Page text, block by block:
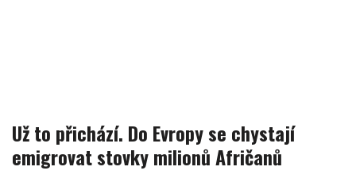
Už to přichází. Do Evropy se chystají
emigrovat stovky milionů Afričanů